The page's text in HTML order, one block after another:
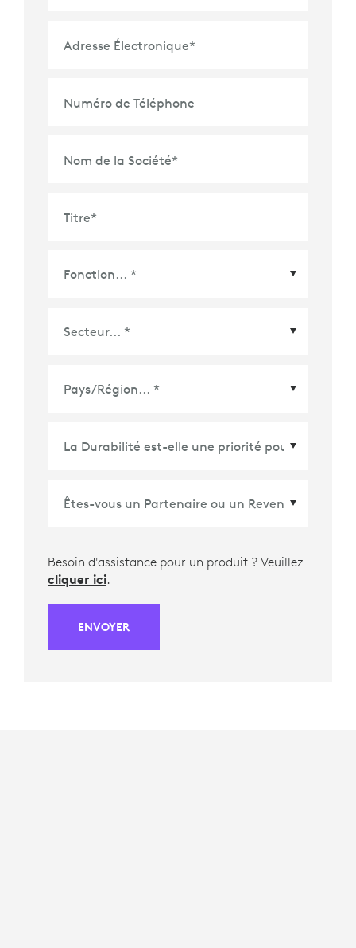
Adresse Électronique*
Numéro de Téléphone
Nom de la Société*
Titre*
Pays/Région*
Besoin d'assistance pour un produit ? Veuillez
cliquer ici.
ENVOYER